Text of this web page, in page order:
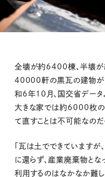
全壊が約6400棟、半壊
40000軒の黒瓦の建物が
和6年10月、国交省データ
大きな家では約6000枚の
て直すことは不可能なのだ
「瓦は土でできています
に還らず、産業廃棄物とな
利用するのはなかなか難